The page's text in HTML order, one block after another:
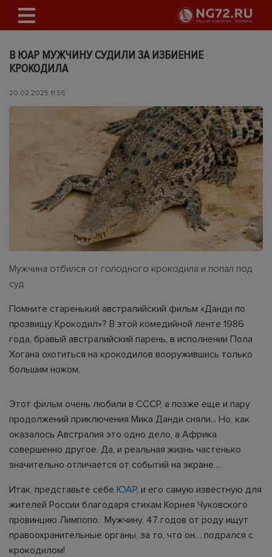
В ЮАР МУЖЧИНУ СУДИЛИ ЗА ИЗБИЕНИЕ
КРОКОДИЛА
20.02.2025 11:55
Мужчина отбился от голодного крокодила и попал под
суд
Помните старенький австралийский фильм «Данди по
прозвищу Крокодил»? В этой комедийной ленте 1986
года, бравый австралийский парень, в исполнении Пола
Хогана охотиться на крокодилов вооружившись только
большим ножом.
Этот фильм очень любили в СССР, а позже еще и пару
продолжений приключения Мика Данди сняли... Но, как
оказалось Австралия это одно дело, а Африка
совершенно другое. Да, и реальная жизнь частенько
значительно отличается от событий на экране…
Итак, представьте себе ЮАР, и его самую известную для
жителей России благодаря стихам Корнея Чуковского
провинцию Лимпопо. Мужчину, 47 годов от роду ищут
правоохранительные органы, за то, что он… подрался с
крокодилом!